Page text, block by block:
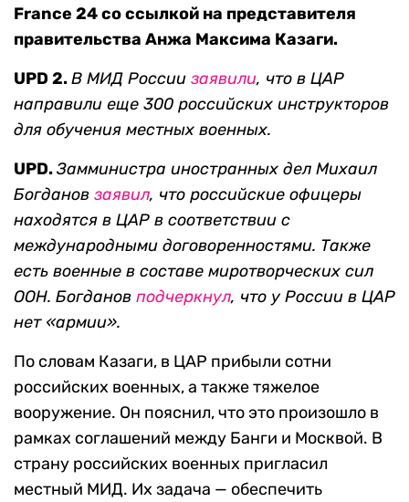
France 24 со ссылкой на представителя
правительства Анжа Максима Казаги.
UPD 2.В МИД России заявили, что в ЦАР
направили еще 300 российских инструкторов
для обучения местных военных.
UPD.Замминистра иностранных дел Михаил
Богданов заявил, что российские офицеры
находятся в ЦАР в соответствии с
международными договоренностями. Также
есть военные в составе миротворческих сил
ООН. Богданов подчеркнул, что у России в ЦАР
нет «армии».
По словам Казаги, в ЦАР прибыли сотни
российских военных, а также тяжелое
вооружение. Он пояснил, что это произошло в
рамках соглашений между Банги и Москвой. В
страну российских военных пригласил
местный МИД. Их задача — обеспечить